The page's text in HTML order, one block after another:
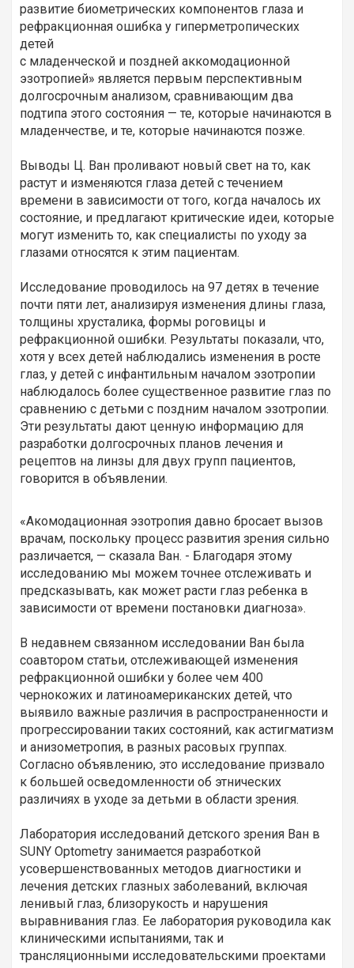
развитие биометрических компонентов глаза и
рефракционная ошибка у гиперметропических
детей
с младенческой и поздней аккомодационной
эзотропией» является первым перспективным
долгосрочным анализом, сравнивающим два
подтипа этого состояния — те, которые начинаются в
младенчестве, и те, которые начинаются позже.
Выводы Ц. Ван проливают новый свет на то, как
растут и изменяются глаза детей с течением
времени в зависимости от того, когда началось их
состояние, и предлагают критические идеи, которые
могут изменить то, как специалисты по уходу за
глазами относятся к этим пациентам.
Исследование проводилось на 97 детях в течение
почти пяти лет, анализируя изменения длины глаза,
толщины хрусталика, формы роговицы и
рефракционной ошибки. Результаты показали, что,
хотя у всех детей наблюдались изменения в росте
глаз, у детей с инфантильным началом эзотропии
наблюдалось более существенное развитие глаз по
сравнению с детьми с поздним началом эзотропии.
Эти результаты дают ценную информацию для
разработки долгосрочных планов лечения и
рецептов на линзы для двух групп пациентов,
говорится в объявлении.
«Акомодационная эзотропия давно бросает вызов
врачам, поскольку процесс развития зрения сильно
различается, — сказала Ван. - Благодаря этому
исследованию мы можем точнее отслеживать и
предсказывать, как может расти глаз ребенка в
зависимости от времени постановки диагноза».
В недавнем связанном исследовании Ван была
соавтором статьи, отслеживающей изменения
рефракционной ошибки у более чем 400
чернокожих и латиноамериканских детей, что
выявило важные различия в распространенности и
прогрессировании таких состояний, как астигматизм
и анизометропия, в разных расовых группах.
Согласно объявлению, это исследование призвало
к большей осведомленности об этнических
различиях в уходе за детьми в области зрения.
Лаборатория исследований детского зрения Ван в
SUNY Optometry занимается разработкой
усовершенствованных методов диагностики и
лечения детских глазных заболеваний, включая
ленивый глаз, близорукость и нарушения
выравнивания глаз. Ее лаборатория руководила как
клиническими испытаниями, так и
трансляционными исследовательскими проектами